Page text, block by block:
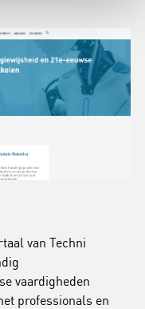
van Techni
vaardigheden
professionals en